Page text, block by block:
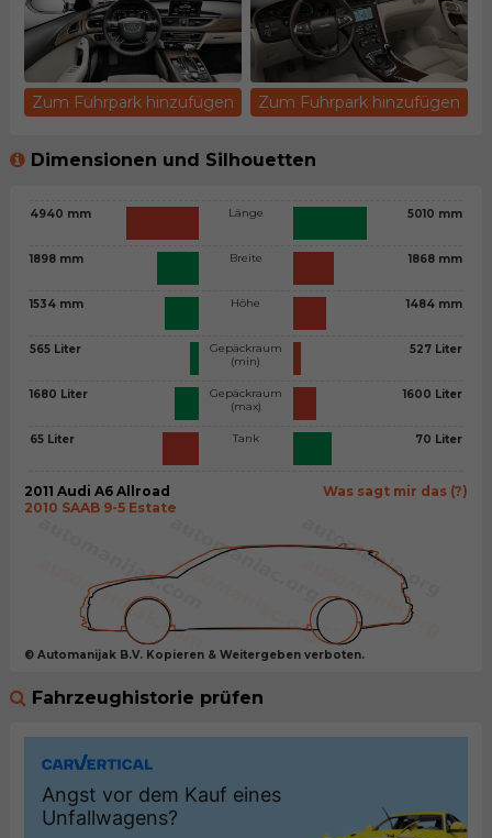
Zum Fuhrpark hinzufügen Zum Fuhrpark hinzufügen
Dimensionen und Silhouetten
4940 mm
1898 mm
1534 mm
565 Liter
1680 Liter
65 Liter
Länge
Breite
Höhe
Gepäckraum
(min)
Gepäckraum
(max)
Tank
5010 mm
1868 mm
1484 mm
527 Liter
1600 Liter
70 Liter
Was sagt mir das (?)
2011 Audi A6 Allroad
2010 SAAB 9-5 Estate
© Automanijak B.V. Kopieren & Weitergeben verboten.
Fahrzeughistorie prüfen